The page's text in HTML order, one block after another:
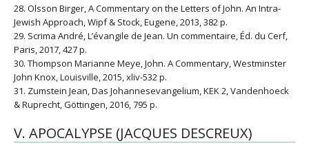
28. Olsson Birger, A Commentary on the Letters of John. An Intra-
Jewish Approach, Wipf & Stock, Eugene, 2013, 382 p.
29. Scrima André, L’évangile de Jean. Un commentaire, Éd. du Cerf,
Paris, 2017, 427 p.
30. Thompson Marianne Meye, John. A Commentary, Westminster
John Knox, Louisville, 2015, xliv-532 p.
31. Zumstein Jean, Das Johannesevangelium, KEK 2, Vandenhoeck
& Ruprecht, Göttingen, 2016, 795 p.
V. APOCALYPSE (JACQUES DESCREUX)